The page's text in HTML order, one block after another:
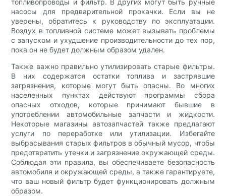
топливопроводы и фильтр. В других могут быть ручные
насосы для предварительной прокачки. Если вы не
уверены, обратитесь к руководству по эксплуатации.
Воздух в топливной системе может вызывать проблемы
с запуском и ухудшение производительности до тех пор,
пока он не будет должным образом удален.
Также важно правильно утилизировать старые фильтры.
В них содержатся остатки топлива и застрявшие
загрязнения, которые могут быть опасны. Во многих
населенных пунктах действуют программы сбора
опасных отходов, которые принимают бывшие в
употреблении автомобильные запчасти и жидкости.
Некоторые магазины автозапчастей также предлагают
услуги по переработке или утилизации. Избегайте
выбрасывания старых фильтров в обычный мусор, чтобы
предотвратить утечки и загрязнение окружающей среды.
Соблюдая эти правила, вы обеспечиваете безопасность
автомобиля и окружающей среды, а также гарантируете,
что ваш новый фильтр будет функционировать должным
образом.